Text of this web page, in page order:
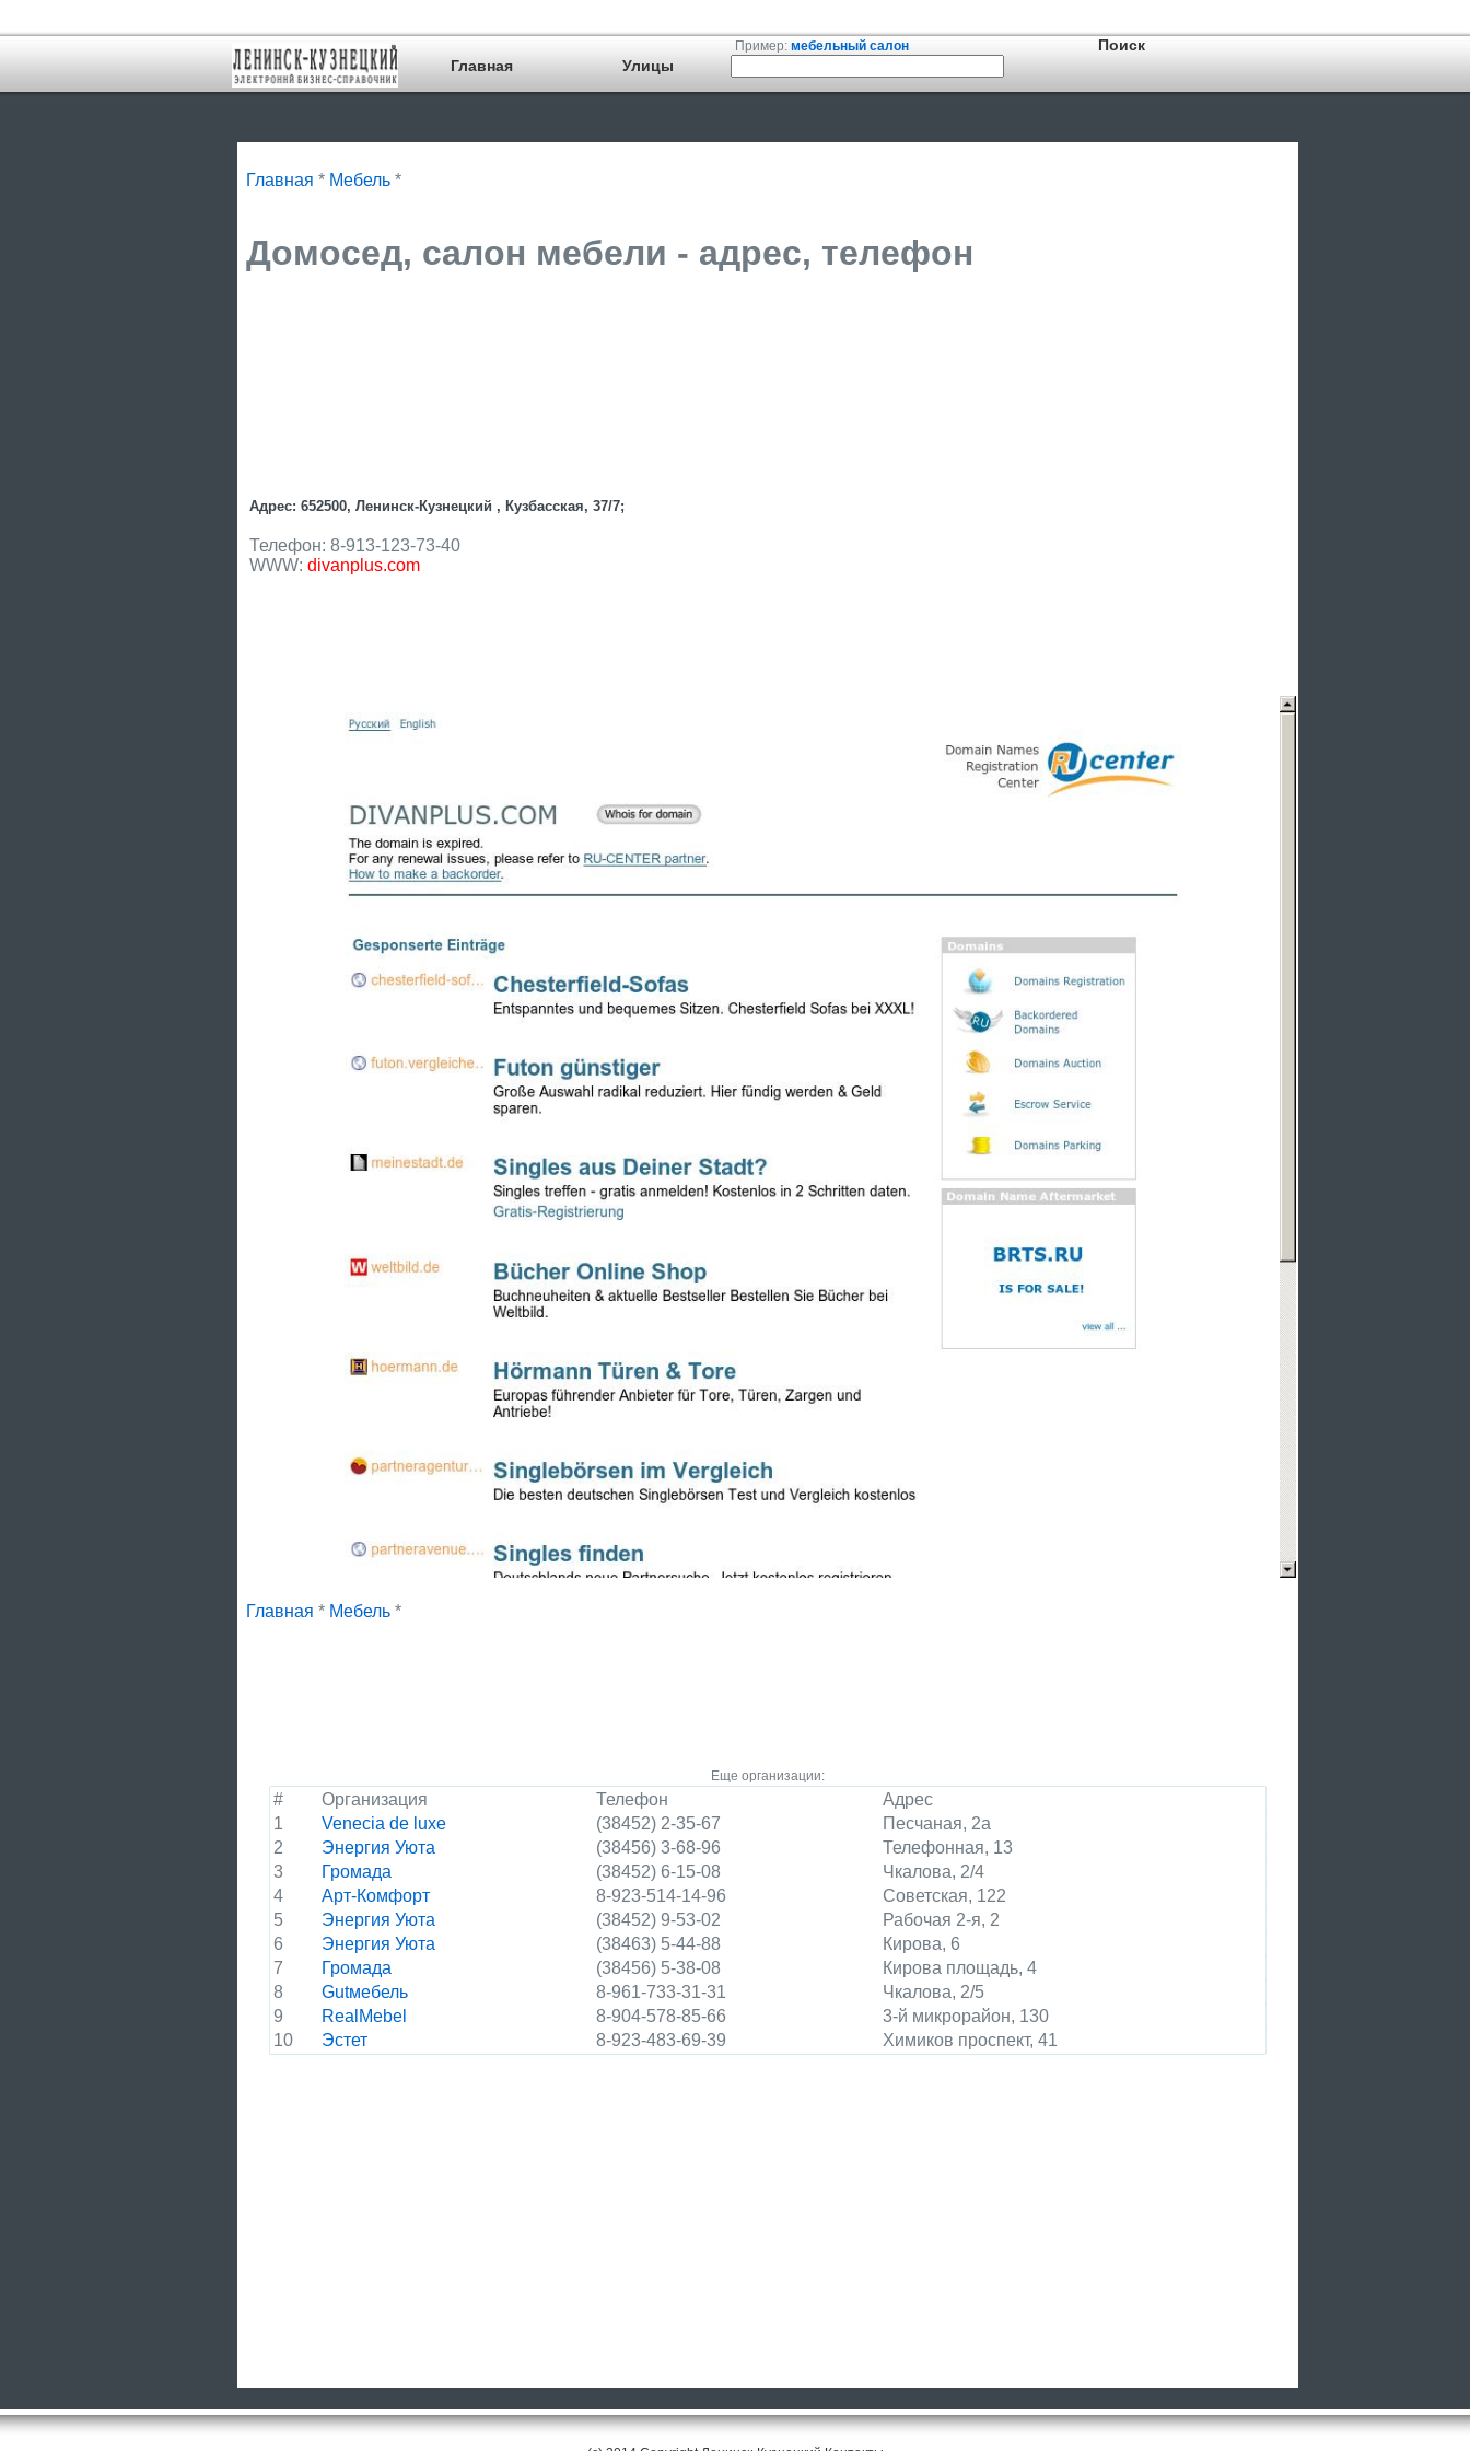
Пример: мебельный салон
Главная Улицы
Главная * Мебель *
Домосед, салон мебели - адрес, телефон
Адрес: 652500, Ленинск-Кузнецкий , Кузбасская, 37/7;
Телефон: 8-913-123-73-40
WWW: divanplus.com
Главная * Мебель *
Еще организации:
# Организация Телефон
Адрес
1
Venecia de luxe (38452) 2-35-67
Песчаная, 2а
2
Энергия Уюта (38456) 3-68-96
Телефонная, 13
3
Громада (38452) 6-15-08
Чкалова, 2/4
4
Арт-Комфорт 8-923-514-14-96
Советская, 122
5
Энергия Уюта (38452) 9-53-02
Рабочая 2-я, 2
6
Энергия Уюта (38463) 5-44-88
Кирова, 6
7
Громада (38456) 5-38-08
Кирова площадь, 4
8
Gutмебель 8-961-733-31-31
Чкалова, 2/5
9
RealMebel 8-904-578-85-66
3-й микрорайон, 130
10
Эстет 8-923-483-69-39 Химиков проспект, 41